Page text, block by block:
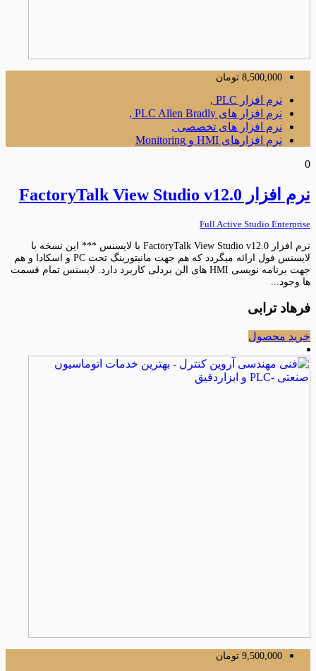
8,500,000 تومان
نرم افزار PLC ,
نرم افزار های PLC Allen Bradly ,
نرم افزار های تخصصی ,
نرم افزارهای HMI و Monitoring
0
نرم افزار FactoryTalk View Studio v12.0
Full Active Studio Enterprise
نرم افزار FactoryTalk View Studio v12.0 با لایسنس *** این نسخه با
لایسنس فول ارائه میگردد که هم جهت مانیتورینگ تحت PC و اسکادا و هم
جهت برنامه نویسی HMI های الن بردلی کاربرد دارد. لایسنس تمام قسمت
ها وجود...
فرهاد ترابی
خرید محصول
9,500,000 تومان